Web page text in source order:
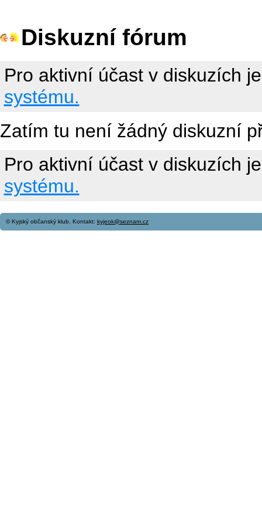
Diskuzní fórum
Pro aktivní účast v diskuzích
systému.
Zatím tu není žádný diskuzní
Pro aktivní účast v diskuzích
systému.
© Kyjský občanský klub, Kontakt: kyjeok@seznam.cz